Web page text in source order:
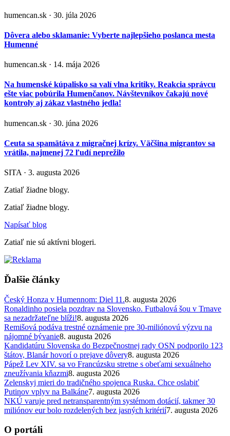
humencan.sk · 30. júla 2026
Dôvera alebo sklamanie: Vyberte najlepšieho poslanca mesta
Humenné
humencan.sk · 14. mája 2026
Na humenské kúpalisko sa valí vlna kritiky. Reakcia správcu
ešte viac pobúrila Humenčanov. Návštevníkov čakajú nové
kontroly aj zákaz vlastného jedla!
humencan.sk · 30. júna 2026
Ceuta sa spamätáva z migračnej krízy. Väčšina migrantov sa
vrátila, najmenej 72 ľudí neprežilo
SITA · 3. augusta 2026
Zatiaľ žiadne blogy.
Zatiaľ žiadne blogy.
Napísať blog
Zatiaľ nie sú aktívni blogeri.
Ďalšie články
Český Honza v Humennom: Diel 11.8. augusta 2026
Ronaldinho posiela pozdrav na Slovensko. Futbalová šou v Trnave
sa nezadržateľne blíži!8. augusta 2026
Remišová podáva trestné oznámenie pre 30-miliónovú výzvu na
nájomné bývanie8. augusta 2026
Kandidatúru Slovenska do Bezpečnostnej rady OSN podporilo 123
štátov, Blanár hovorí o prejave dôvery8. augusta 2026
Pápež Lev XIV. sa vo Francúzsku stretne s obeťami sexuálneho
zneužívania kňazmi8. augusta 2026
Zelenskyj mieri do tradičného spojenca Ruska. Chce oslabiť
Putinov vplyv na Balkáne7. augusta 2026
NKÚ varuje pred netransparentným systémom dotácií, takmer 30
miliónov eur bolo rozdelených bez jasných kritérií7. augusta 2026
O portáli